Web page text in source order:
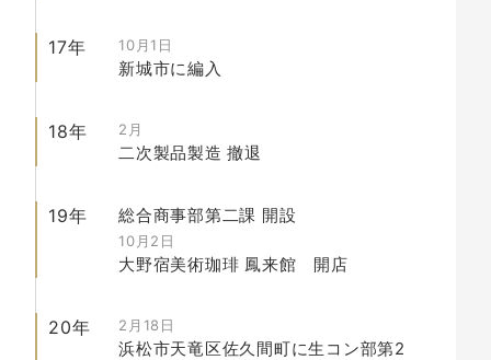
17年 10月1日
新城市に編入
18年 2月
二次製品製造撤退
19年 総合商事部第二課 開設
10月2日
大野宿美術珈琲 鳳来館 開店
20年 2月18日
浜松市天竜区佐久間町に生コン部第2